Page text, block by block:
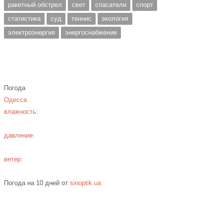
ракетный обстрел
свет спасатели
спорт
статистика
суд теннис
экология
электроэнергия
энергоснабжение
Погода
Одесса
влажность:
давление:
ветер:
Погода на 10 дней отsinoptik.ua